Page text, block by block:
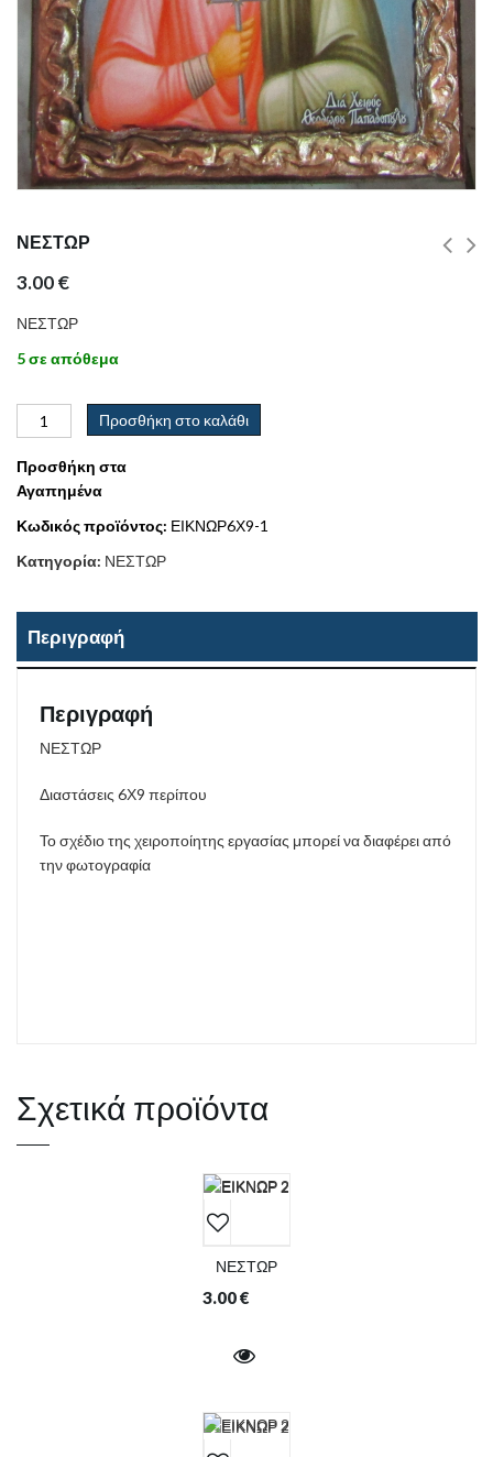
ΝΕΣΤΩΡ
3.00€
ΝΕΣΤΩΡ
5 σε απόθεμα
Προσθήκη στο καλάθι
Προσθήκη στα
Αγαπημένα
Κωδικός προϊόντος: ΕΙΚΝΩΡ6Χ9-1
Κατηγορία: ΝΕΣΤΩΡ
Περιγραφή
Περιγραφή
ΝΕΣΤΩΡ
Διαστάσεις 6Χ9 περίπου
Το σχέδιο της χειροποίητης εργασίας μπορεί να διαφέρει από
την φωτογραφία
Σχετικά προϊόντα
ΝΕΣΤΩΡ
3.00€